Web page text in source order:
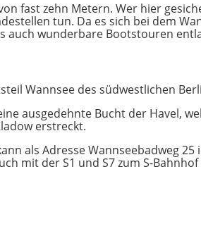
fast zehn Metern. Wer hier
tun. Da es sich bei dem
auch wunderbare Bootstouren
Wannsee des südwestlichen
ausgedehnte Bucht der Havel,
erstreckt.
als Adresse Wannseebadweg 25
mit der S1 und S7 zum S-